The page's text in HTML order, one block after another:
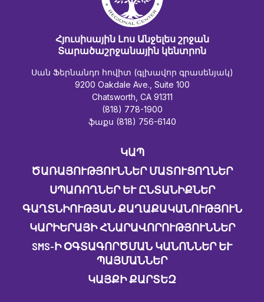
Հյուսիսային Լոս Անջելես շրջան
Տարածաշրջանային կենտրոն
Սան Ֆերնանդո հովիտ (գլխավոր գրասենյակ)
9200 Oakdale Ave., Suite 100
Chatsworth, CA 91311
(818) 778-1900
ֆաքս (818) 756-6140
ԿԱՊ
ԾԱՌԱՅՈՒԹՅՈՒՆՆԵՐ ՄԱՏՈՒՑՈՂՆԵՐ
ՍՊԱՌՈՂՆԵՐ ԵՒ ԸՆՏԱՆԻՔՆԵՐ
ԳԱՂՏՆԻՈՒԹՅԱՆ ՔԱՂԱՔԱԿԱՆՈՒԹՅՈՒՆ
ԿԱՐԻԵՐԱՅԻ ՀՆԱՐԱՎՈՐՈՒԹՅՈՒՆՆԵՐ
SMS-Ի ՕԳՏԱԳՈՐԾՄԱՆ ԿԱՆՈՆՆԵՐ ԵՒ Պ
ԱՅՄԱՆՆԵՐ
ԿԱՅՔԻ ՔԱՐՏԵԶ